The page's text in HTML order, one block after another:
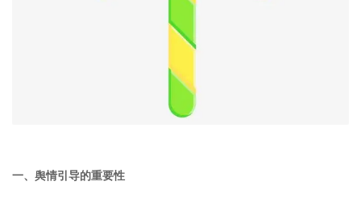
一、舆情引导的重要性